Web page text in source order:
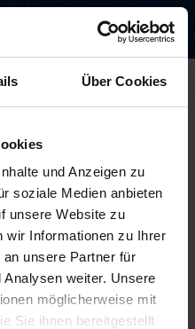
Über Cookies
und Anzeigen zu
soziale Medien anbieten
unsere Website zu
wir Informationen zu Ihrer
unsere Partner für
weiter. Unsere
möglicherweise mit
Sie ihnen bereitgestellt
not
or the page may have been
search (Link offen)